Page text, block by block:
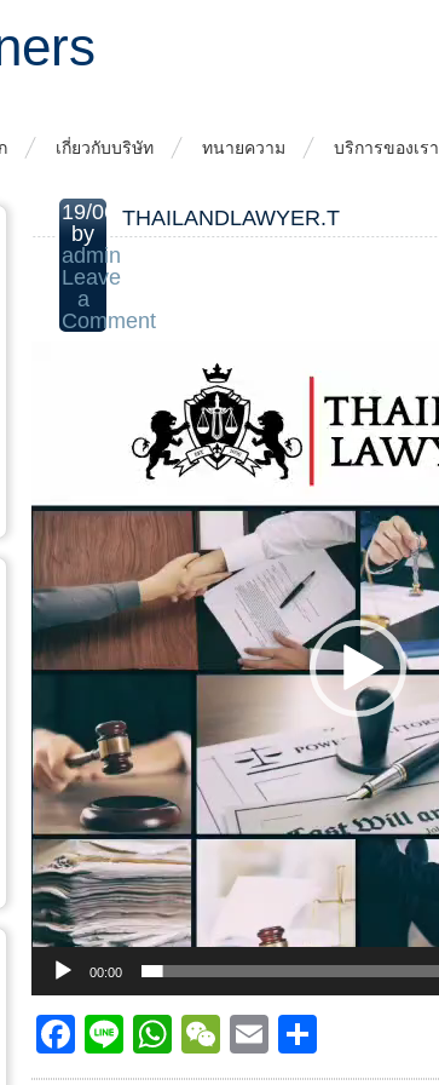
เกี่ยวกับบริษัท ทนายความ บริการของเรา
19/06/2020
by
admin
Leave
a
Comment
THAILANDLAWYER.T
00:00
Facebook
LineWhatsApp
WeChat
Email